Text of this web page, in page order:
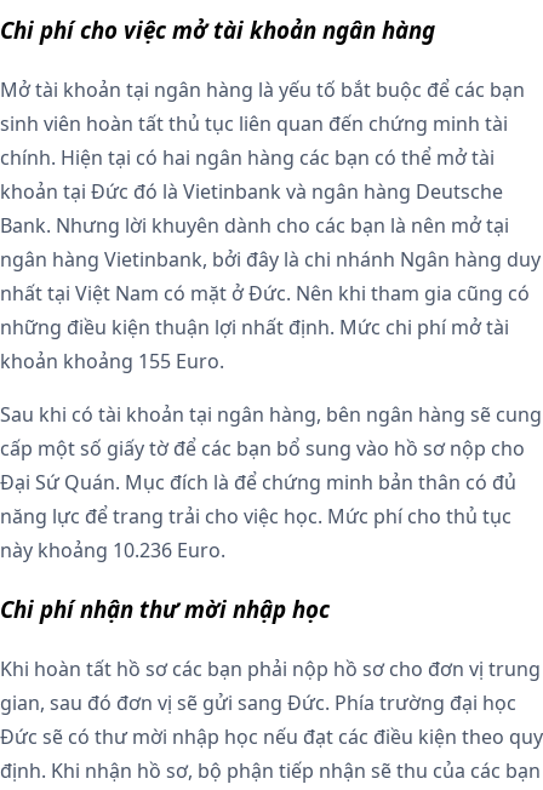
Chi phí cho việc mở tài khoản ngân hàng
Mở tài khoản tại ngân hàng là yếu tố bắt buộc để các bạn
sinh viên hoàn tất thủ tục liên quan đến chứng minh tài
chính. Hiện tại có hai ngân hàng các bạn có thể mở tài
khoản tại Đức đó là Vietinbank và ngân hàng Deutsche
Bank. Nhưng lời khuyên dành cho các bạn là nên mở tại
ngân hàng Vietinbank, bởi đây là chi nhánh Ngân hàng duy
nhất tại Việt Nam có mặt ở Đức. Nên khi tham gia cũng có
những điều kiện thuận lợi nhất định. Mức chi phí mở tài
khoản khoảng 155 Euro.
Sau khi có tài khoản tại ngân hàng, bên ngân hàng sẽ cung
cấp một số giấy tờ để các bạn bổ sung vào hồ sơ nộp cho
Đại Sứ Quán. Mục đích là để chứng minh bản thân có đủ
năng lực để trang trải cho việc học. Mức phí cho thủ tục
này khoảng 10.236 Euro.
Chi phí nhận thư mời nhập học
Khi hoàn tất hồ sơ các bạn phải nộp hồ sơ cho đơn vị trung
gian, sau đó đơn vị sẽ gửi sang Đức. Phía trường đại học
Đức sẽ có thư mời nhập học nếu đạt các điều kiện theo quy
định. Khi nhận hồ sơ, bộ phận tiếp nhận sẽ thu của các bạn